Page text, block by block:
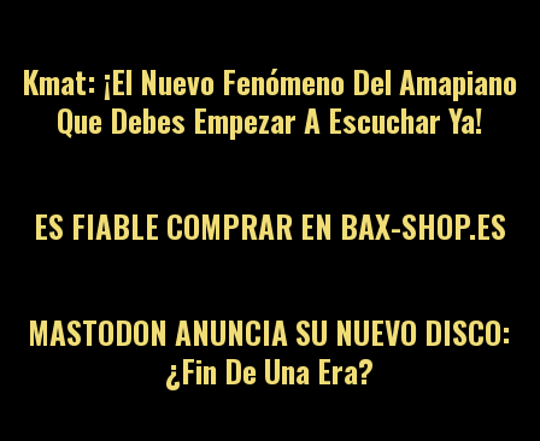
Kmat: ¡El Nuevo Fenómeno Del Amapiano
Que Debes Empezar A Escuchar Ya!
13
ES FIABLE COMPRAR EN BAX-SHOP.ES
14
MASTODON ANUNCIA SU NUEVO DISCO:
¿Fin De Una Era?